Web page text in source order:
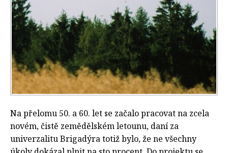
Na přelomu 50. a 60. let se začalo pracovat na zcela
novém, čistě zemědělském letounu, daní za
univerzalitu Brigadýra totiž bylo, že ne všechny